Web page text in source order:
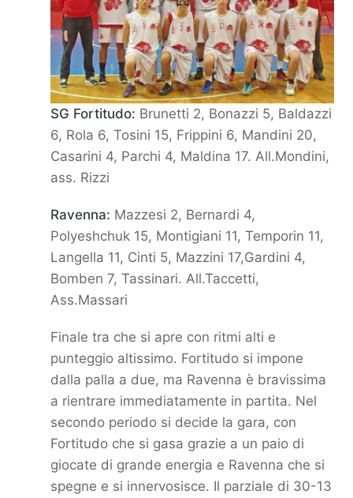
SG Fortitudo: Brunetti 2, Bonazzi 5, Baldazzi
6, Rola 6, Tosini 15, Frippini 6, Mandini 20,
Casarini 4, Parchi 4, Maldina 17. All.Mondini,
ass. Rizzi
Ravenna: Mazzesi 2, Bernardi 4,
Polyeshchuk 15, Montigiani 11, Temporin 11,
Langella 11, Cinti 5, Mazzini 17,Gardini 4,
Bomben 7, Tassinari. All.Taccetti,
Ass.Massari
Finale tra che si apre con ritmi alti e
punteggio altissimo. Fortitudo si impone
dalla palla a due, ma Ravenna è bravissima
a rientrare immediatamente in partita. Nel
secondo periodo si decide la gara, con
Fortitudo che si gasa grazie a un paio di
giocate di grande energia e Ravenna che si
spegne e si innervosisce. Il parziale di 30-13